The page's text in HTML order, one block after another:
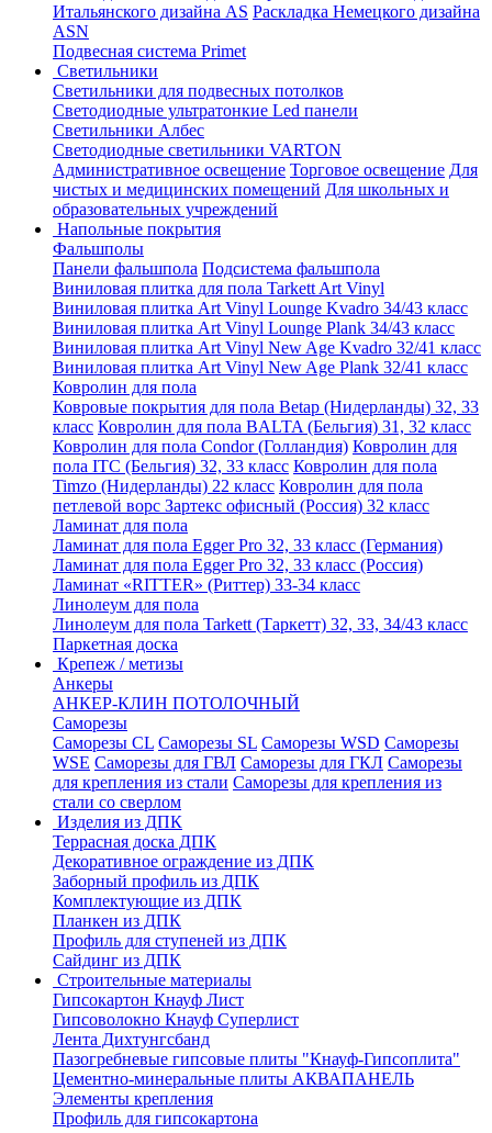
Итальянского дизайна AS Раскладка Немецкого дизайна
АSN
Подвесная система Primet
Светильники
Светильники для подвесных потолков
Светодиодные ультратонкие Led панели
Светильники Албес
Светодиодные светильники VARTON
Административное освещение Торговое освещение Для
чистых и медицинских помещений Для школьных и
образовательных учреждений
Напольные покрытия
Фальшполы
Панели фальшпола Подсистема фальшпола
Виниловая плитка для пола Tarkett Art Vinyl
Виниловая плитка Art Vinyl Lounge Kvadro 34/43 класс
Виниловая плитка Art Vinyl Lounge Plank 34/43 класс
Виниловая плитка Art Vinyl New Age Kvadro 32/41 класс
Виниловая плитка Art Vinyl New Age Plank 32/41 класс
Ковролин для пола
Ковровые покрытия для пола Betap (Нидерланды) 32, 33
класс Ковролин для пола BALTA (Бельгия) 31, 32 класс
Ковролин для пола Condor (Голландия) Ковролин для
пола ITC (Бельгия) 32, 33 класс Ковролин для пола
Timzo (Нидерланды) 22 класс Ковролин для пола
петлевой ворс Зартекс офисный (Россия) 32 класс
Ламинат для пола
Ламинат для пола Egger Pro 32, 33 класс (Германия)
Ламинат для пола Egger Pro 32, 33 класс (Россия)
Ламинат «RITTER» (Риттер) 33-34 класс
Линолеум для пола
Линолеум для пола Tarkett (Таркетт) 32, 33, 34/43 класс
Паркетная доска
Крепеж / метизы
Анкеры
АНКЕР-КЛИН ПОТОЛОЧНЫЙ
Саморезы
Саморезы CL Саморезы SL Саморезы WSD Саморезы
WSE Саморезы для ГВЛ Саморезы для ГКЛ Саморезы
для крепления из стали Саморезы для крепления из
стали со сверлом
Изделия из ДПК
Террасная доска ДПК
Декоративное ограждение из ДПК
Заборный профиль из ДПК
Комплектующие из ДПК
Планкен из ДПК
Профиль для ступеней из ДПК
Сайдинг из ДПК
Строительные материалы
Гипсокартон Кнауф Лист
Гипсоволокно Кнауф Суперлист
Лента Дихтунгсбанд
Пазогребневые гипсовые плиты "Кнауф-Гипсоплита"
Цементно-минеральные плиты АКВАПАНЕЛЬ
Элементы крепления
Профиль для гипсокартона